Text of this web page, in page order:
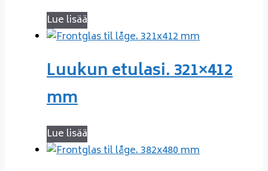
Lue lisää
Luukun etulasi. 321×412
mm
Lue lisää